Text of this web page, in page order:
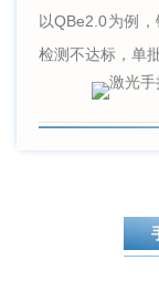
以QBe2.0为例
检测不达标，单